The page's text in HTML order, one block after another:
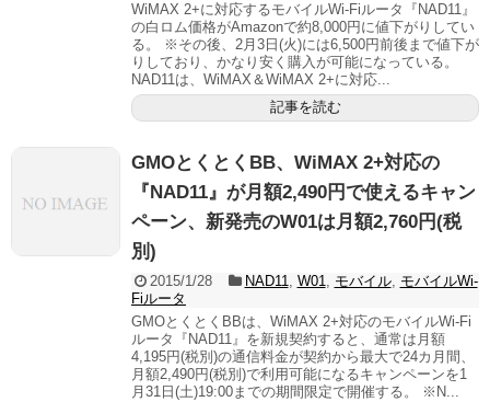
WiMAX 2+に対応するモバイルWi-Fiルータ『NAD11』
の白ロム価格がAmazonで約8,000円に値下がりしてい
る。 ※その後、2月3日(火)には6,500円前後まで値下が
りしており、かなり安く購入が可能になっている。
NAD11は、WiMAX＆WiMAX 2+に対応...
記事を読む
GMOとくとくBB、WiMAX 2+対応の
『NAD11』が月額2,490円で使えるキャン
ペーン、新発売のW01は月額2,760円(税
別)
2015/1/28 NAD11, W01, モバイル, モバイルWi-
Fiルータ
GMOとくとくBBは、WiMAX 2+対応のモバイルWi-Fi
ルータ『NAD11』を新規契約すると、通常は月額
4,195円(税別)の通信料金が契約から最大で24カ月間、
月額2,490円(税別)で利用可能になるキャンペーンを1
月31日(土)19:00までの期間限定で開催する。 ※N...